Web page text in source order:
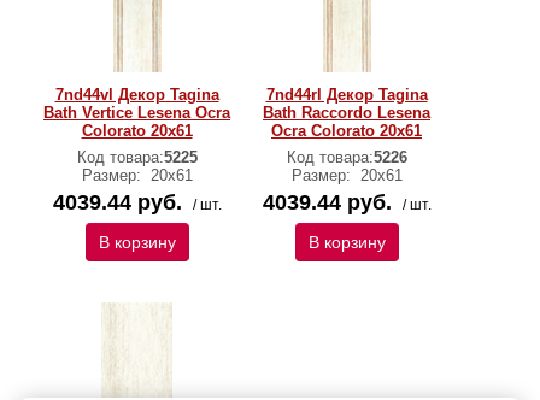
7nd44vl Декор Tagina
Bath Vertice Lesena Ocra
Colorato 20x61
Код товара:5225
Размер: 20x61
4039.44 руб. / шт.
В корзину
7nd44rl Декор Tagina
Bath Raccordo Lesena
Ocra Colorato 20x61
Код товара:5226
Размер: 20x61
4039.44 руб. / шт.
В корзину